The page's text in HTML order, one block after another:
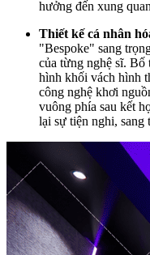
hưởng đến xung
Thiết kế cá nhân
"Bespoke" sang
của từng nghệ sĩ. Bố
hình khối vách hình
công nghệ khơi
vuông phía sau kết
lại sự tiện nghi, sang